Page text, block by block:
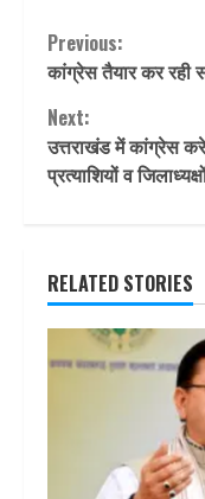
Continue
Reading
Previous:
कांग्रेस तैयार कर रही
Next:
उत्तराखंड में कांग्रेस
प्रत्याशियों व
RELATED STORIES